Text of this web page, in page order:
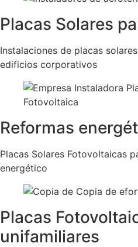
Placas Solares
Instalaciones de placas
edificios corporativos
Reformas
Placas Solares Fotovoltaicas
energético
Placas
unifamiliares